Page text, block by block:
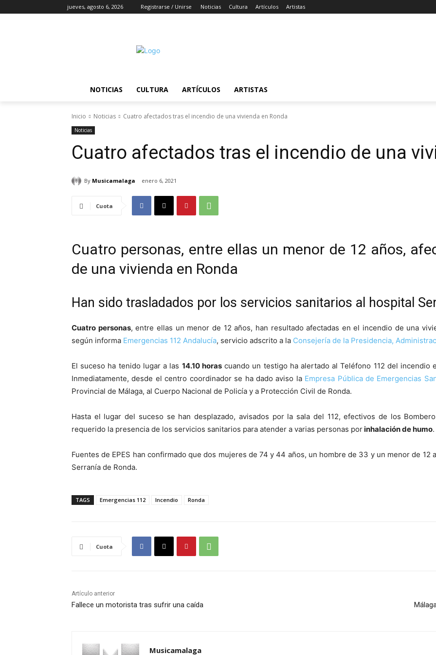
jueves, agosto 6, 2026 Registrarse / Unirse Noticias Cultura Artículos Artistas
NOTICIAS CULTURA ARTÍCULOS ARTISTAS
Inicio Noticias Cuatro afectados tras el incendio de una vivienda en Ronda
Noticias
Cuatro afectados tras el incendio de una
By Musicamalaga enero 6, 2021
Cuota
Cuatro personas, entre ellas un menor de 12 años,
de una vivienda en Ronda
Han sido trasladados por los servicios sanitarios al hospital
Cuatro personas, entre ellas un menor de 12 años, han resultado afectadas en el incendio de una
según informa Emergencias 112 Andalucía, servicio adscrito a la Consejería de la Presidencia,
El suceso ha tenido lugar a las 14.10 horascuando un testigo ha alertado al Teléfono 112 del incendio
Inmediatamente, desde el centro coordinador se ha dado aviso laEmpresa Pública de Emergencias
Provincial de Málaga, al Cuerpo Nacional de Policía y a Protección Civil de Ronda.
Hasta el lugar del suceso se han desplazado, avisados por la sala del 112, efectivos de los
requerido la presencia de los servicios sanitarios para atender a varias personas porinhalación de humo.
Fuentes de EPES han confirmado que dos mujeres de 74 y 44 años, un hombre de 33 y un menor de 12
Serranía de Ronda.
TAGS Emergencias 112 Incendio Ronda
Cuota
Artículo anterior
Fallece un motorista tras sufrir una caída
Musicamalaga